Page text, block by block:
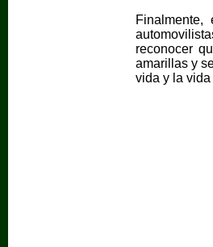
reconocer
amarillas y
vida y la